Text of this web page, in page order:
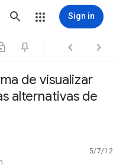
Sign in
 
de visualizar
alternativas de
5/7/12